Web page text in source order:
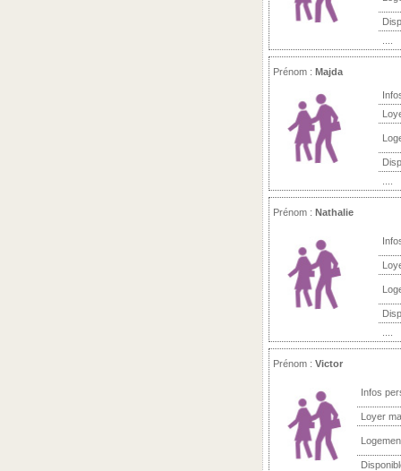
Prénom : Majda
Prénom : Nathalie
Prénom : Victor
Infos
Loyer